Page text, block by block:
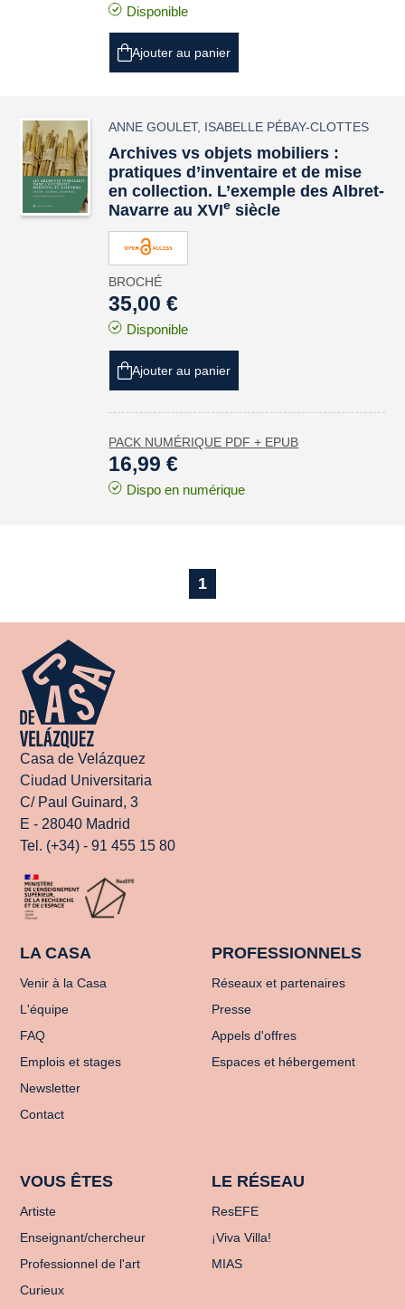
Disponible
Ajouter au panier
ANNE GOULET, ISABELLE PÉBAY-CLOTTES
Archivesvs objets mobiliers :
pratiques d’inventaire et de mise
en collection. L’exemple des Albret-
Navarre au XVIe siècle
BROCHÉ
35,00 €
Disponible
Ajouter au panier
PACK NUMÉRIQUE PDF + EPUB
16,99 €
Dispo en numérique
1
Casa de Velázquez
Ciudad Universitaria
C/ Paul Guinard, 3
E - 28040 Madrid
Tel. (+34) - 91 455 15 80
LA CASA
Venir à la Casa
L'équipe
FAQ
Emplois et stages
Newsletter
Contact
PROFESSIONNELS
Réseaux et partenaires
Presse
Appels d'offres
Espaces et hébergement
VOUS ÊTES
Artiste
Enseignant/chercheur
Professionnel de l'art
Curieux
LE RÉSEAU
ResEFE
¡Viva Villa!
MIAS